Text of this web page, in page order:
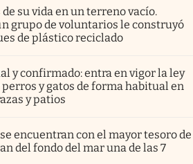
su vida en un terreno vacío.
grupo de voluntarios le construyó
de plástico reciclado
y confirmado: entra en vigor la ley
y gatos de forma habitual en
y patios
encuentran con el mayor tesoro de
del fondo del mar una de las 7